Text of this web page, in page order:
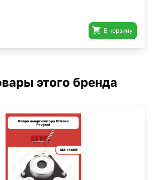
 В корзину
этого бренда